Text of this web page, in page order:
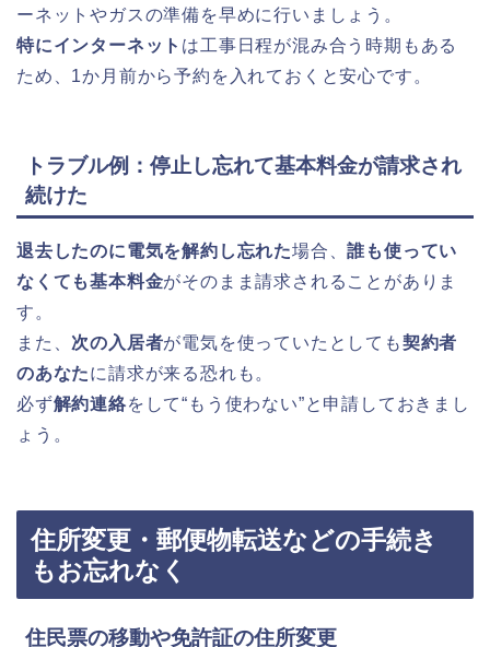
ーネットやガスの準備を早めに行いましょう。
特にインターネット は工事日程が混み合う時期もある
ため、1か月前から予約を入れておくと安心です。
トラブル例：停止し忘れて基本料金が請求され
続けた
退去したのに電気を解約し忘れた場合、誰も使ってい
なくても基本料金がそのまま請求されることがありま
す。
また、 次の入居者が電気を使っていたとしても契約者
のあなたに請求が来る恐れも。
必ず解約連絡をして“もう使わない”と申請しておきまし
ょう。
住所変更・郵便物転送などの手続き
もお忘れなく
住民票の移動や免許証の住所変更